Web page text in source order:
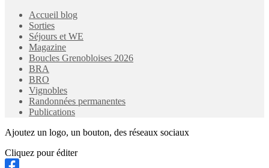
Accueil blog
Sorties
Séjours et WE
Magazine
Boucles Grenobloises 2026
BRA
BRO
Vignobles
Randonnées permanentes
Publications
Ajoutez un logo, un bouton, des réseaux sociaux
Cliquez pour éditer